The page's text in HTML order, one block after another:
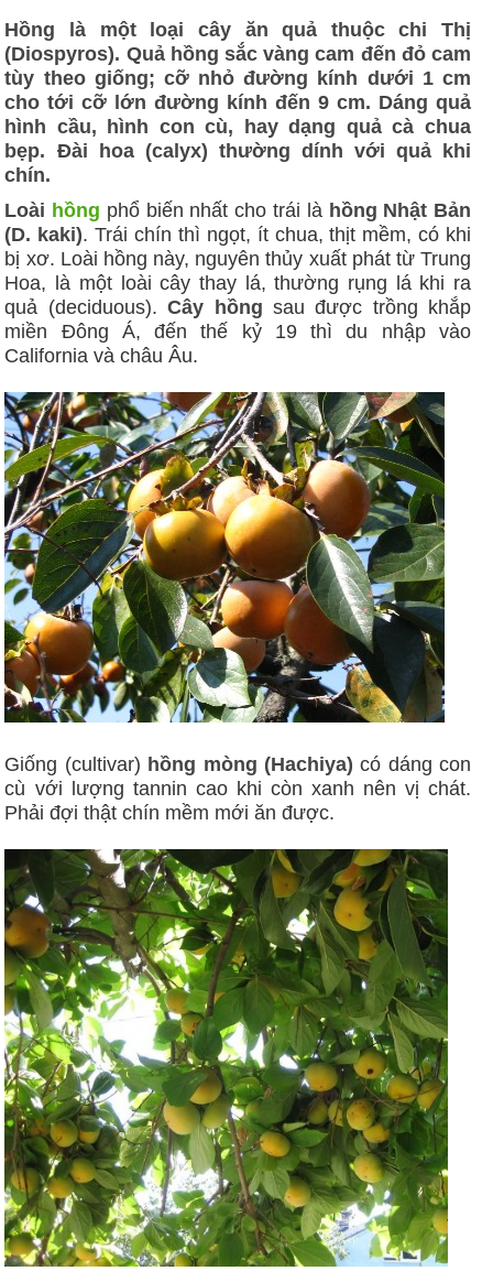
Hồng là một loại cây ăn quả thuộc chi Thị
(Diospyros). Quả hồng sắc vàng cam đến đỏ cam
tùy theo giống; cỡ nhỏ đường kính dưới 1 cm
cho tới cỡ lớn đường kính đến 9 cm. Dáng quả
hình cầu, hình con cù, hay dạng quả cà chua
bẹp. Đài hoa (calyx) thường dính với quả khi
chín.
Loài hồng phổ biến nhất cho trái là hồng Nhật Bản
(D. kaki). Trái chín thì ngọt, ít chua, thịt mềm, có khi
bị xơ. Loài hồng này, nguyên thủy xuất phát từ Trung
Hoa, là một loài cây thay lá, thường rụng lá khi ra
quả (deciduous).Cây hồng sau được trồng khắp
miền Đông Á, đến thế kỷ 19 thì du nhập vào
California và châu Âu.
Giống (cultivar) hồng mòng (Hachiya) có dáng con
cù với lượng tannin cao khi còn xanh nên vị chát.
Phải đợi thật chín mềm mới ăn được.